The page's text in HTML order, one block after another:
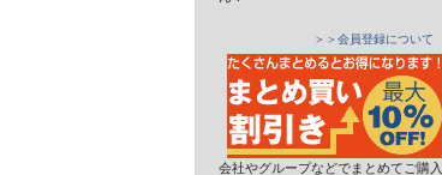
＞＞会員登録について
会社やグループなどでまとめてご購入